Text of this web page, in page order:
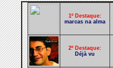
1º Destaque:
marcas na alma
2º Destaque:
Déjà vu